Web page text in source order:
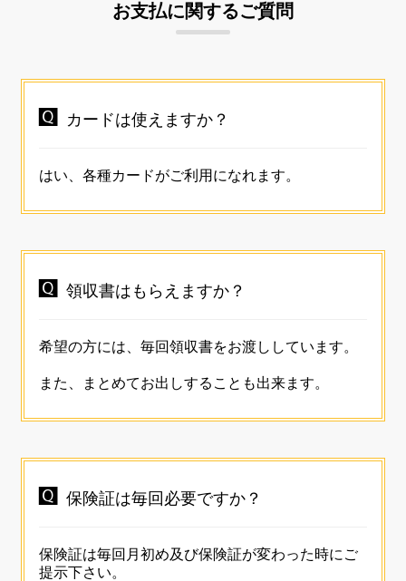
お支払に関するご質問
 カードは使えますか？
はい、各種カードがご利用になれます。
 領収書はもらえますか？
希望の方には、毎回領収書をお渡ししています。
また、まとめてお出しすることも出来ます。
 保険証は毎回必要ですか？
保険証は毎回月初め及び保険証が変わった時にご
提示下さい。